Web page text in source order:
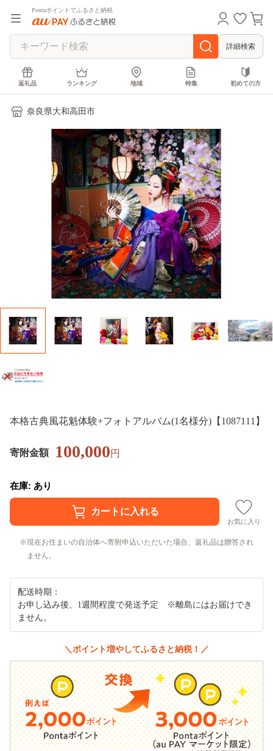
Pontaポイントでふるさと納税
詳細検索
返礼品 ランキング 地域 特集 初めての方
奈良県大和高田市
本格古典風花魁体験+フォトアルバム(1名様分)【1087111】
寄附金額 100,000円
在庫: あり
お気に入り
現在お住まいの自治体へ寄附申込いただいた場合、返礼品は贈答され
ません。
配送時期：
お申し込み後、1週間程度で発送予定 ※離島にはお届けでき
ません。
＼ポイント増やしてふるさと納税！／